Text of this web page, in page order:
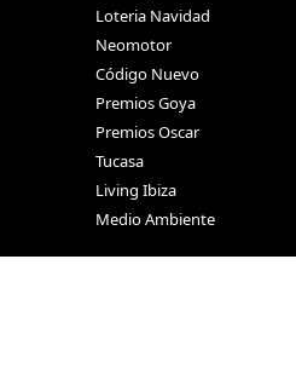
Loteria Navidad
Neomotor
Código Nuevo
Premios Goya
Premios Oscar
Tucasa
Living Ibiza
Medio Ambiente